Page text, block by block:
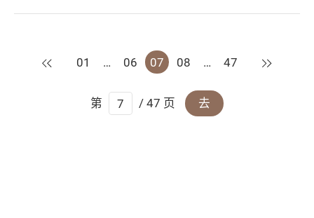
上一页
01 … 06 07 08 … 47 下一页
第 / 47 页 去